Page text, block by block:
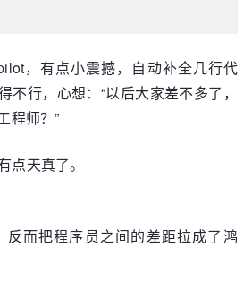
，有点小震撼，自动补全几行代
不行，心想：“以后大家差不多了，
程师？”
点天真了。
反而把程序员之间的差距拉成了鸿